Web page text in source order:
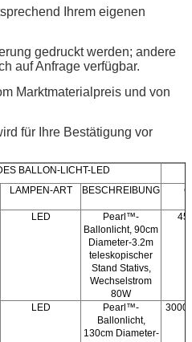
Ihrem eigenen
gedruckt werden; andere
auf Anfrage verfügbar.
Marktmaterialpreis und von
für Ihre Bestätigung vor
BALLON-LICHT-LED
LAMPEN-ART BESCHREIBUNG
LED
Pearl™-
Ballonlicht, 90cm
Diameter-3.2m
teleskopischer
Stand Stativs,
Wechselstrom
80W
LED
Pearl™-
Ballonlicht,
130cm Diameter-